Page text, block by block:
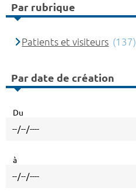
Par rubrique
Patients et visiteurs (137)
Par date de création
Du
à